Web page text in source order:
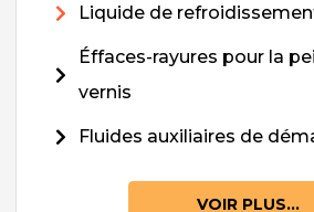
Liquide de
Éffaces-rayures pour la
vernis
Fluides auxiliaires de
VOIR PLUS...